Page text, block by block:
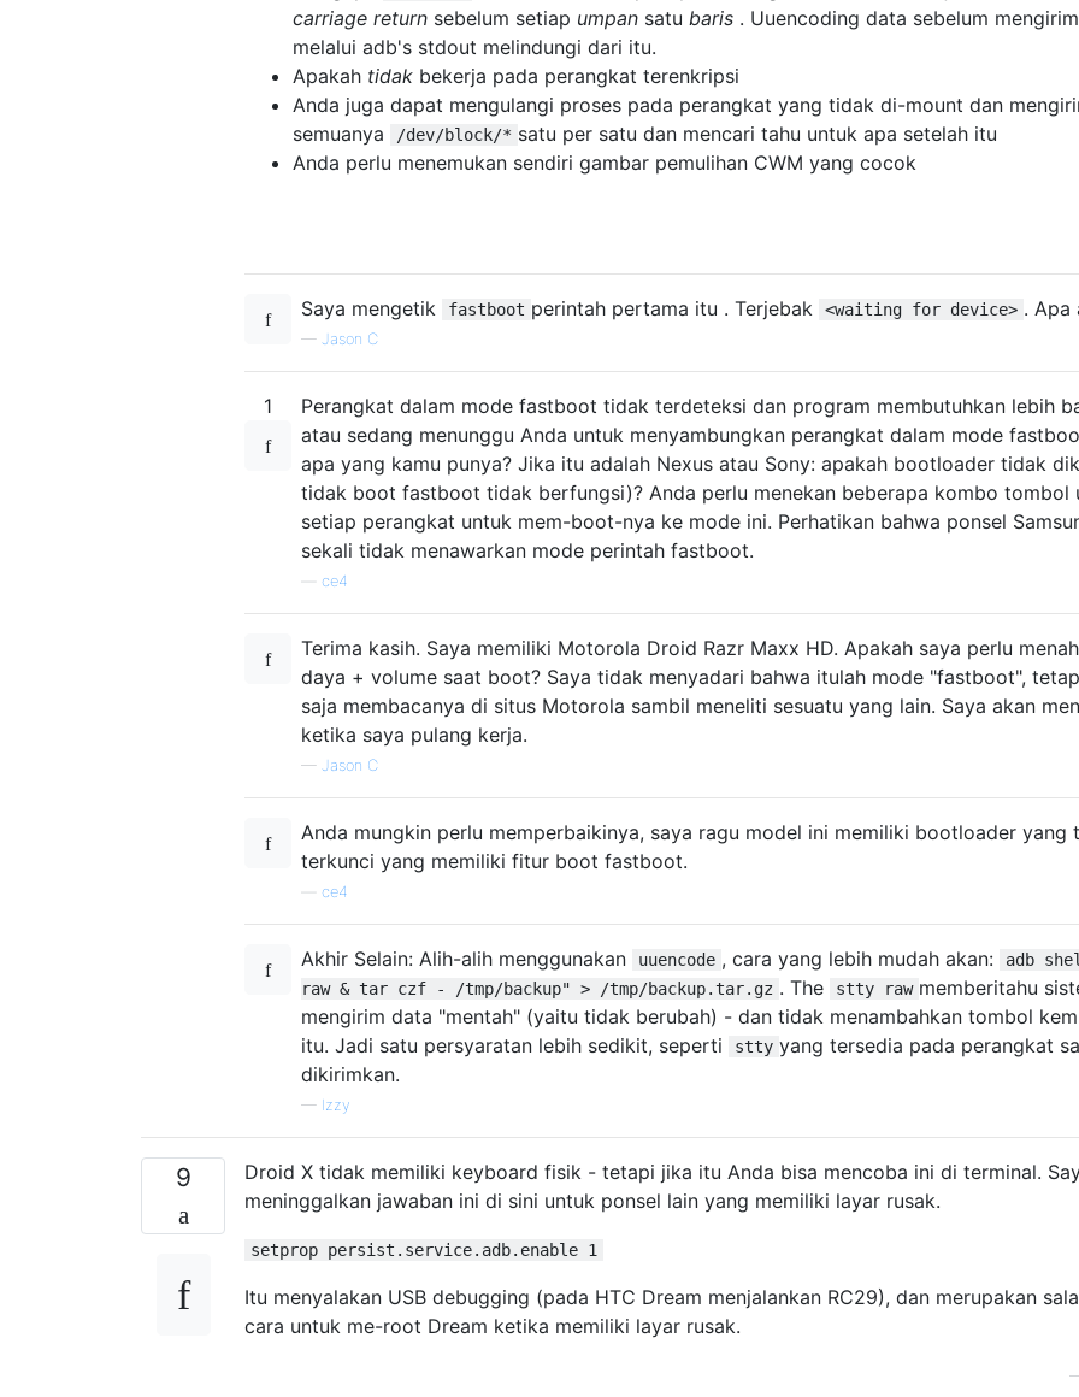
carriage return sebelum setiap umpan satu baris . Uuencoding data sebelum
melalui adb's stdout melindungi dari itu.
Apakah tidak bekerja pada perangkat terenkripsi
Anda juga dapat mengulangi proses pada perangkat yang tidak di-mount dan
semuanya
/dev/block/* satu per satu dan mencari tahu untuk apa setelah itu
Anda perlu menemukan sendiri gambar pemulihan CWM yang cocok
Saya mengetik fastboot perintah pertama itu . Terjebak <waiting for device> . Apa
— Jason C
1
Perangkat dalam mode fastboot tidak terdeteksi dan program membutuhkan lebih
atau sedang menunggu Anda untuk menyambungkan perangkat dalam mode
apa yang kamu punya? Jika itu adalah Nexus atau Sony: apakah bootloader tidak
tidak boot fastboot tidak berfungsi)? Anda perlu menekan beberapa kombo tombol
setiap perangkat untuk mem-boot-nya ke mode ini. Perhatikan bahwa ponsel
sekali tidak menawarkan mode perintah fastboot.
ce4
Terima kasih. Saya memiliki Motorola Droid Razr Maxx HD. Apakah saya perlu
daya + volume saat boot? Saya tidak menyadari bahwa itulah mode "fastboot",
saja membacanya di situs Motorola sambil meneliti sesuatu yang lain. Saya akan
ketika saya pulang kerja.
— Jason C
Anda mungkin perlu memperbaikinya, saya ragu model ini memiliki bootloader yang
terkunci yang memiliki fitur boot fastboot.
ce4
Akhir Selain: Alih-alih menggunakan uuencode , cara yang lebih mudah akan:
adb
raw & tar czf - /tmp/backup" > /tmp/backup.tar.gz . The stty raw memberitahu
mengirim data "mentah" (yaitu tidak berubah) - dan tidak menambahkan tombol
itu. Jadi satu persyaratan lebih sedikit, seperti
stty yang tersedia pada perangkat
dikirimkan.
— Izzy
9
Droid X tidak memiliki keyboard fisik - tetapi jika itu Anda bisa mencoba ini di terminal.
meninggalkan jawaban ini di sini untuk ponsel lain yang memiliki layar rusak.
setprop persist.service.adb.enable 1
Itu menyalakan USB debugging (pada HTC Dream menjalankan RC29), dan merupakan
cara untuk me-root Dream ketika memiliki layar rusak.